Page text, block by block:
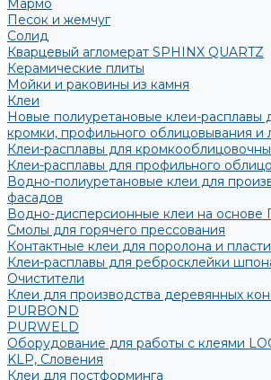
Мармо
Песок и жемчуг
Солид
Кварцевый агломерат SPHINX QUARTZ
Керамические плиты
Мойки и раковины из камня
Клеи
Новые полиуретановые клеи-расплавы
кромки, профильного облицовывания и
Клеи-расплавы для
Клеи-расплавы для профильного
Водно-полиуретановые клеи для
фасадов
Водно-дисперсионные клеи на основе
Смолы для горячего прессования
Контактные клеи для поролона и
Клеи-расплавы для ребросклейки
Очистители
Клеи для производства деревянных
PURBOND
PURWELD
Оборудование для работы с клеями
KLP, Словения
Клеи для постформинга